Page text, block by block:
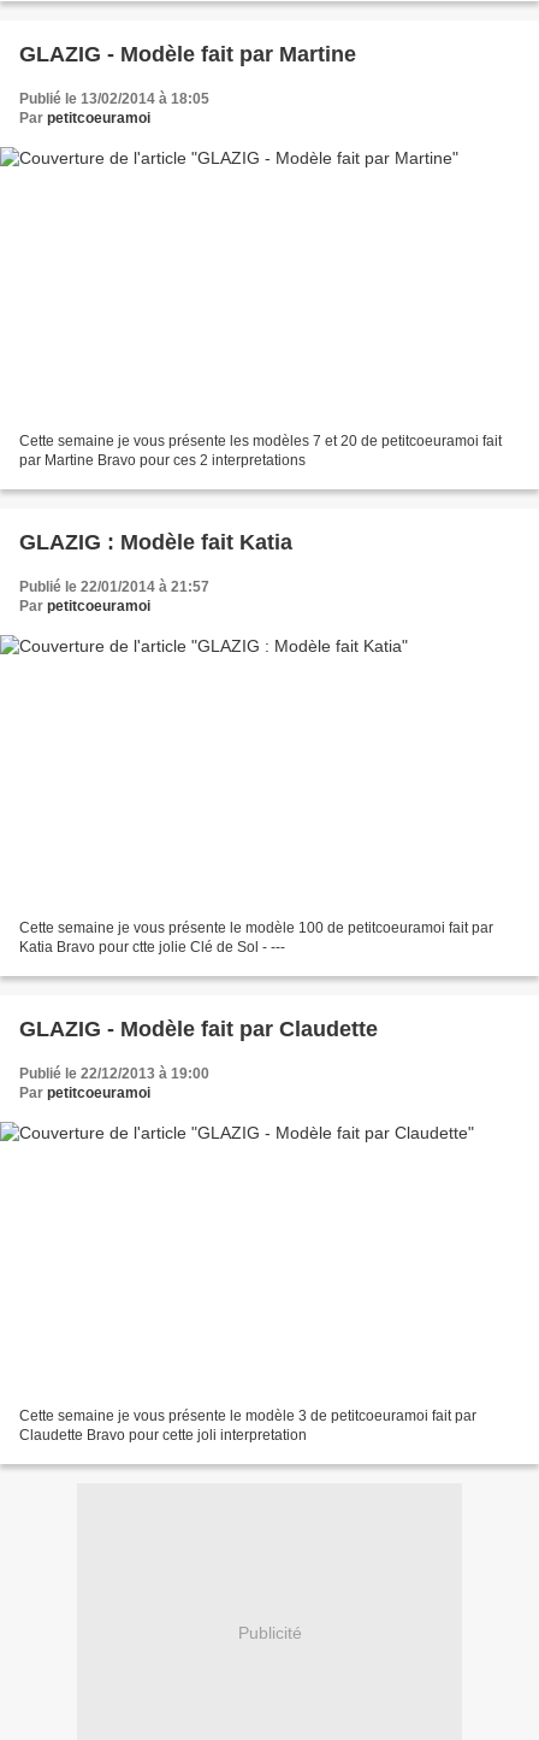
GLAZIG - Modèle fait par Martine
Publié le 13/02/2014 à 18:05
Par petitcoeuramoi
Cette semaine je vous présente les modèles 7 et 20 de petitcoeuramoi fait
par Martine Bravo pour ces 2 interpretations
GLAZIG : Modèle fait Katia
Publié le 22/01/2014 à 21:57
Par petitcoeuramoi
Cette semaine je vous présente le modèle 100 de petitcoeuramoi fait par
Katia Bravo pour ctte jolie Clé de Sol - ---
GLAZIG - Modèle fait par Claudette
Publié le 22/12/2013 à 19:00
Par petitcoeuramoi
Cette semaine je vous présente le modèle 3 de petitcoeuramoi fait par
Claudette Bravo pour cette joli interpretation
Publicité